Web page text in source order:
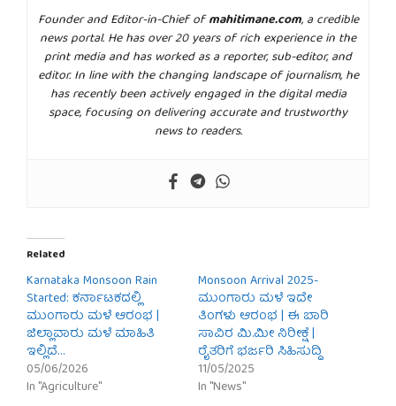
Founder and Editor-in-Chief ofmahitimane.com, a credible
news portal. He has over 20 years of rich experience in the
print media and has worked as a reporter, sub-editor, and
editor. In line with the changing landscape of journalism, he
has recently been actively engaged in the digital media
space, focusing on delivering accurate and trustworthy
news to readers.
Related
Karnataka Monsoon Rain
Started: ಕರ್ನಾಟಕದಲ್ಲಿ
ಮುಂಗಾರು ಮಳೆ ಆರಂಭ |
ಜಿಲ್ಲಾವಾರು ಮಳೆ ಮಾಹಿತಿ
ಇಲ್ಲಿದೆ…
05/06/2026
In "Agriculture"
Monsoon Arrival 2025-
ಮುಂಗಾರು ಮಳೆ ಇದೇ
ತಿಂಗಳು ಆರಂಭ | ಈ ಬಾರಿ
ಸಾವಿರ ಮಿ.ಮೀ ನಿರೀಕ್ಷೆ |
ರೈತರಿಗೆ ಭರ್ಜರಿ ಸಿಹಿಸುದ್ದಿ
11/05/2025
In "News"